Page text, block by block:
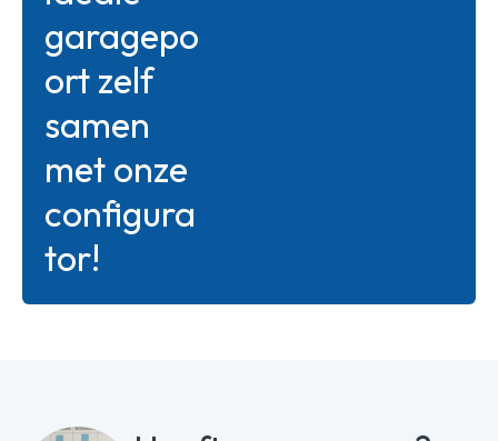
garagepo
ort zelf
samen
met onze
configura
tor!